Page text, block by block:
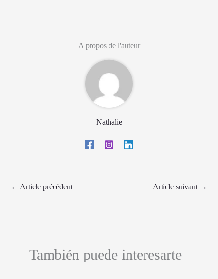
A propos de l'auteur
Nathalie
← Article précédent Article suivant →
También puede interesarte